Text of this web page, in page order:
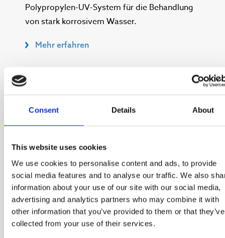
Consent Details About
This website uses cookies
We use cookies to personalise content and ads, to provide
social media features and to analyse our traffic. We also
information about your use of our site with our social media,
advertising and analytics partners who may combine it with
other information that you’ve provided to them or that they’ve
collected from your use of their services.
Polypropylen-UV-System für die Behandlung
von stark korrosivem Wasser.
Mehr erfahren
WEITERE FÄLLE